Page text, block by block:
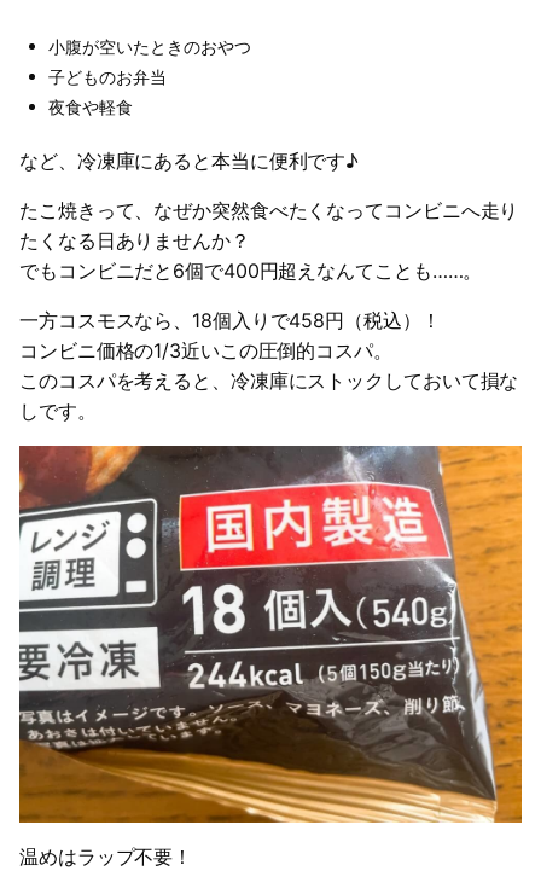
小腹が空いたときのおやつ
子どものお弁当
夜食や軽食
など、冷凍庫にあると本当に便利です♪
たこ焼きって、なぜか突然食べたくなってコンビニへ走り
たくなる日ありませんか？
でもコンビニだと6個で400円超えなんてことも……。
一方コスモスなら、18個入りで458円（税込）！
コンビニ価格の1/3近いこの圧倒的コスパ。
このコスパを考えると、冷凍庫にストックしておいて損な
しです。
温めはラップ不要！